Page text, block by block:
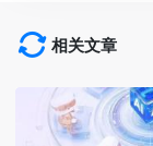
相关文章